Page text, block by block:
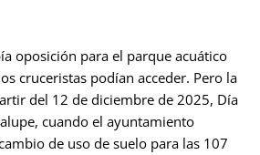
oposición para el parque acuático
cruceristas podían acceder. Pero la
del 12 de diciembre de 2025, Día
cuando el ayuntamiento
de uso de suelo para las 107